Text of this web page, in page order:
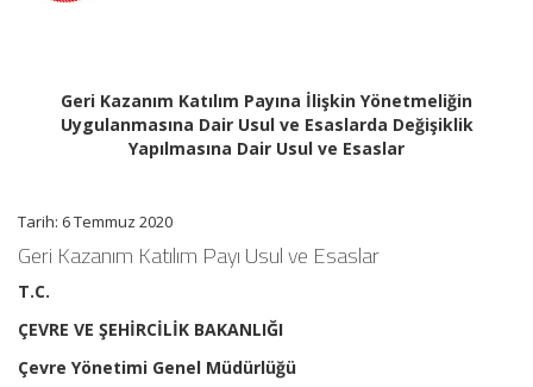
Süresi:
30
dakika
için
Geri Kazanım Katılım Payına İlişkin Yönetmeliğin
Uygulanmasına Dair Usul ve Esaslarda Değişiklik
Yapılmasına Dair Usul ve Esaslar
Tarih: 6 Temmuz 2020
Geri Kazanım Katılım Payı Usul ve Esaslar
T.C.
ÇEVRE VE ŞEHİRCİLİK BAKANLIĞI
Çevre Yönetimi Genel Müdürlüğü